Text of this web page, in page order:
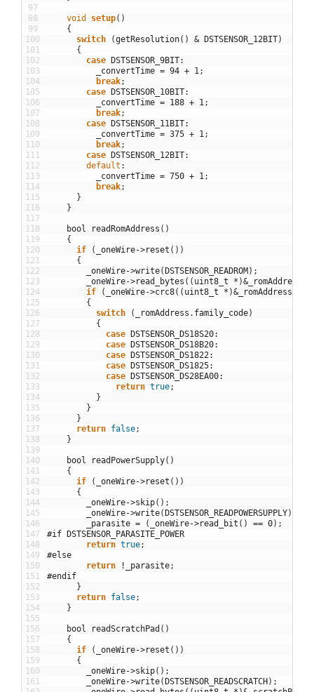
97
98
99
100
101
102
103
104
105
106
107
108
109
110
111
112
113
114
115
116
117
118
119
120
121
122
123
124
125
126
127
128
129
130
131
132
133
134
135
136
137
138
139
140
141
142
143
144
145
146
147
148
149
150
151
152
153
154
155
156
157
158
159
160
161
void setup( )
{
switch
(getResolution( ) & DSTSENSOR_12BIT)
{
case DSTSENSOR_9BIT:
_convertTime = 94 + 1 ;
break;
case DSTSENSOR_10BIT:
_convertTime = 188 + 1 ;
break;
case DSTSENSOR_11BIT:
_convertTime = 375 + 1 ;
break;
case DSTSENSOR_12BIT:
default :
_convertTime = 750 + 1 ;
break;
}
}
bool readRomAddress ( )
{
if
( _oneWire->reset ( ) )
{
_oneWire->write(DSTSENSOR_READROM) ;
_oneWire->read_bytes ( ( uint8_t * )& _romAddress
if
( _oneWire->crc8( ( uint8_t * )& _romAddress
{
switch
( _romAddress . family_code)
{
case DSTSENSOR_DS18S20:
case DSTSENSOR_DS18B20:
case DSTSENSOR_DS1822 :
case DSTSENSOR_DS1825:
case DSTSENSOR_DS28EA00:
return true;
}
}
}
return false;
}
bool readPowerSupply( )
{
if
( _oneWire->reset ( ) )
{
_oneWire->skip( ) ;
_oneWire->write(DSTSENSOR_READPOWERSUPPLY)
_parasite = ( _oneWire->read_bit ( ) == 0) ;
#if DSTSENSOR_PARASITE_POWER
return true;
#else
return
! _parasite;
#endif
}
return false;
}
bool readScratchPad ( )
{
if
( _oneWire->reset ( ) )
{
_oneWire->skip( ) ;
_oneWire->write(DSTSENSOR_READSCRATCH) ;